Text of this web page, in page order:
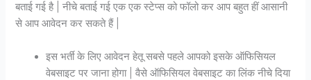
बताई गई है | नीचे बताई गई एक एक स्टेप्स को फॉलो कर आप बहुत हीं आसानी
से आप आवेदन कर सकते हैं |
इस भर्ती के लिए आवेदन हेतू सबसे पहले आपको इसके ऑफिसियल
वेबसाइट पर जाना होगा | वैसे ऑफिसियल वेबसाइट का लिंक नीचे दिया